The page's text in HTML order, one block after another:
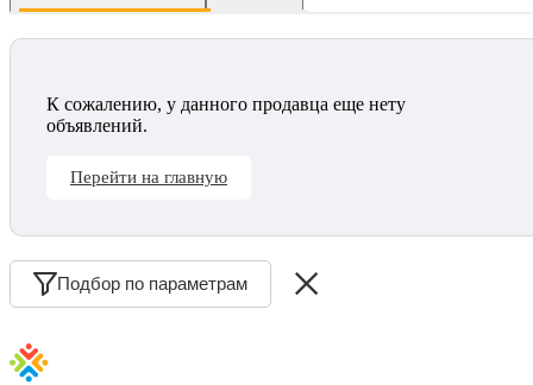
К сожалению, у данного продавца еще нету
объявлений.
Перейти на главную
Подбор по параметрам